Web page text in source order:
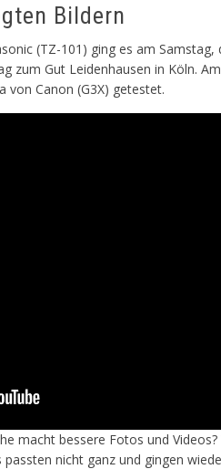
Bildern
(TZ-101) ging es am Samstag,
zum Gut Leidenhausen in Köln.
von Canon (G3X) getestet.
macht bessere Fotos und
nicht ganz und gingen